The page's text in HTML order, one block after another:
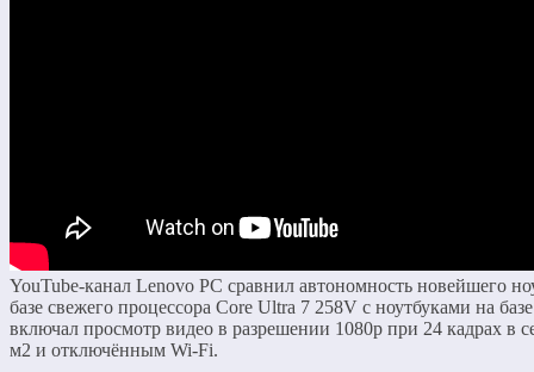
YouTube-канал Lenovo PC сравнил автономность новейшего
базе свежего процессора Core Ultra 7 258V с ноутбуками на
включал просмотр видео в разрешении 1080p при 24 кадрах в
м2 и отключённым Wi-Fi.